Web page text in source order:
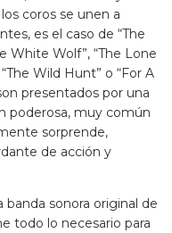
coros se unen a
es el caso de “The
White Wolf”, “The Lone
Wild Hunt” o “For A
presentados por una
poderosa, muy común
sorprende,
de acción y
sonora original de
todo lo necesario para